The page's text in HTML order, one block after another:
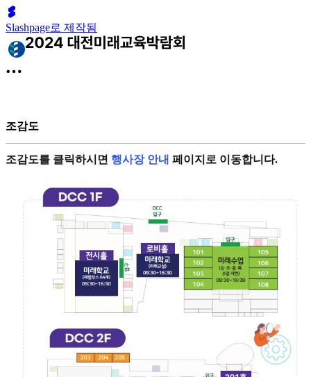
Slashpage로 제작됨
조감도
조감도를 클릭하시면 행사장 안내 페이지로 이동합니다.